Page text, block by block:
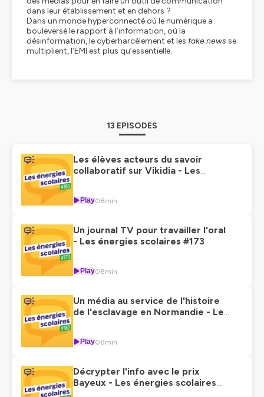
dans leur établissement et en dehors ?
Dans un monde hyperconnecté où le numérique a
bouleversé le rapport à l’information, où la
désinformation, le cyberharcèlement et les fake newsse
multiplient, l’EMI est plus qu’essentielle.
13 EPISODES
Les élèves acteurs du savoir
collaboratif sur Vikidia - Les
Play08min
Un journal TV pour travailler l'oral
- Les énergies scolaires #173
Play08min
Un média au service de l'histoire
de l'esclavage en Normandie - Les
Play08min
Décrypter l'info avec le prix
Bayeux - Les énergies scolaires